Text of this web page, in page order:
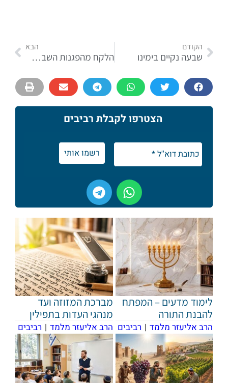
הקודם
שבעה נקיים בימינו
הבא
הלקח מהפגנות השבת בפתח תקווה
הצטרפו לקבלת רביבים
לימוד מדעים – המפתח
להבנת התורה
הרב אליעזר מלמד | רביבים
מברכת המזוזה ועד
מנהגי העדות בתפילין
הרב אליעזר מלמד | רביבים